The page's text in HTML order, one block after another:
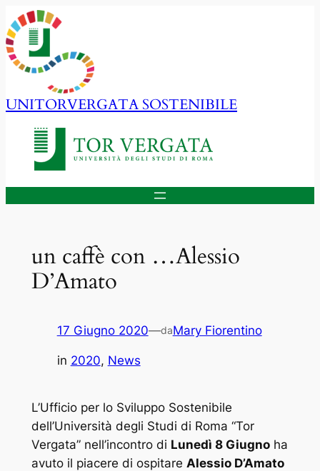
Vai
al
contenuto
UNITORVERGATA SOSTENIBILE
un caffè con …Alessio
D’Amato
17 Giugno 2020—daMary Fiorentino
in 2020, News
L’Ufficio per lo Sviluppo Sostenibile
dell’Università degli Studi di Roma “Tor
Vergata” nell’incontro di Lunedì 8 Giugnoha
avuto il piacere di ospitare Alessio D’Amato